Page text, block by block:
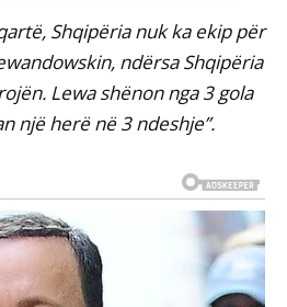
Shqipëria nuk ka ekip për
ndërsa Shqipëria
Lewa shënon nga 3 gola
një herë në 3 ndeshje”.